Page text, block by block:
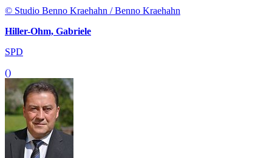
© Studio Benno Kraehahn / Benno Kraehahn
Hiller-Ohm, Gabriele
SPD
()